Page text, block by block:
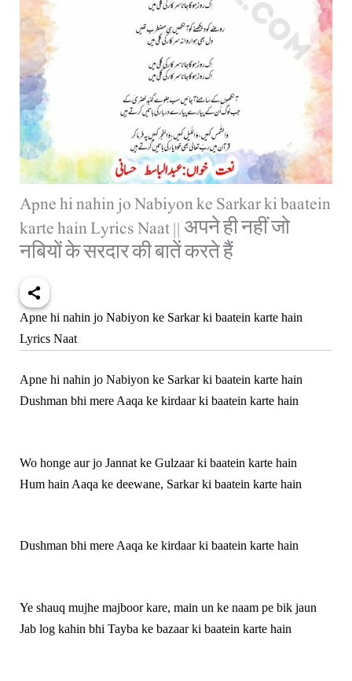
Apne hi nahin jo Nabiyon ke Sarkar ki baatein
karte hain Lyrics Naat || अपने ही नहीं जो
नबियों के सरदार की बातें करते हैं
Apne hi nahin jo Nabiyon ke Sarkar ki baatein karte hain
Lyrics Naat
Apne hi nahin jo Nabiyon ke Sarkar ki baatein karte hain
Dushman bhi mere Aaqa ke kirdaar ki baatein karte hain
Wo honge aur jo Jannat ke Gulzaar ki baatein karte hain
Hum hain Aaqa ke deewane, Sarkar ki baatein karte hain
Dushman bhi mere Aaqa ke kirdaar ki baatein karte hain
Ye shauq mujhe majboor kare, main un ke naam pe bik jaun
Jab log kahin bhi Tayba ke bazaar ki baatein karte hain